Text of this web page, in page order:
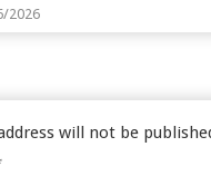
2026
will not be